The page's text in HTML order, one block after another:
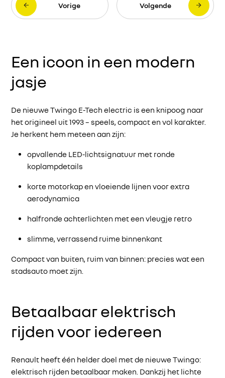
Vorige Volgende
Een icoon in een modern
jasje
De nieuwe Twingo E-Tech electric is een knipoog naar
het origineel uit 1993 – speels, compact en vol karakter.
Je herkent hem meteen aan zijn:
opvallende LED-lichtsignatuur met ronde
koplampdetails
korte motorkap en vloeiende lijnen voor extra
aerodynamica
halfronde achterlichten met een vleugje retro
slimme, verrassend ruime binnenkant
Compact van buiten, ruim van binnen: precies wat een
stadsauto moet zijn.
Betaalbaar elektrisch
rijden voor iedereen
Renault heeft één helder doel met de nieuwe Twingo:
elektrisch rijden betaalbaar maken. Dankzij het lichte